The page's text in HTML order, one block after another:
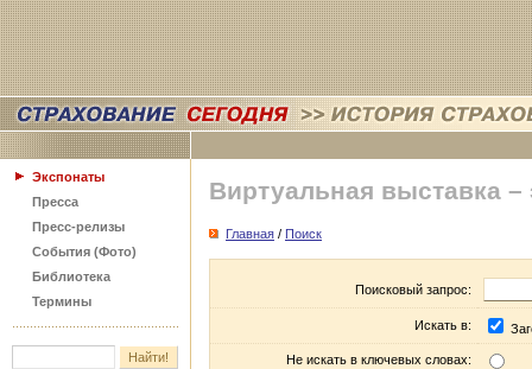
Экспонаты
Пресса
Пресс-релизы
События (Фото)
Библиотека
Термины
Виртуальная выставка –
Главная / Поиск
Поисковый запрос:
Искать в:
Не искать в ключевых словах: